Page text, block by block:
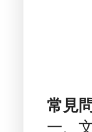
常見
一、